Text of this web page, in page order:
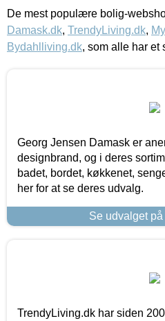
De mest populære bolig-
Damask.dk, TrendyLiving.dk,
Bydahlliving.dk, som alle har et
Georg Jensen Damask er
designbrand, og i deres
badet, bordet, køkkenet,
her for at se deres udvalg.
Se udvalget
TrendyLiving.dk har siden